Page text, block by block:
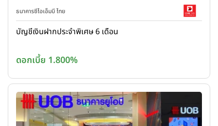
ธนาคารซีไอเอ็มบี ไทย
บัญชีเงินฝากประจำพิเศษ 6 เดือน
ดอกเบี้ย 1.800%